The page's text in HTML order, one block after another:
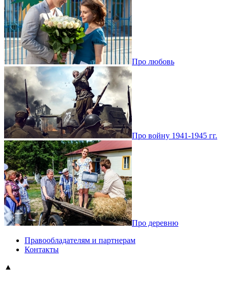
Про любовь
Про войну 1941-1945 гг.
Про деревню
Правообладателям и партнерам
Контакты
▲